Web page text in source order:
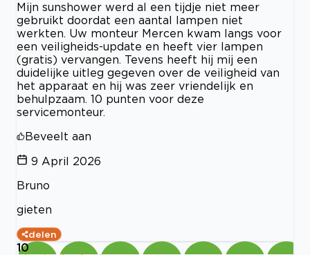
Mijn sunshower werd al een tijdje niet meer
gebruikt doordat een aantal lampen niet
werkten. Uw monteur Mercen kwam langs voor
een veiligheids-update en heeft vier lampen
(gratis) vervangen. Tevens heeft hij mij een
duidelijke uitleg gegeven over de veiligheid van
het apparaat en hij was zeer vriendelijk en
behulpzaam. 10 punten voor deze
servicemonteur.
Beveelt aan
9 April 2026
Bruno
gieten
delen
10